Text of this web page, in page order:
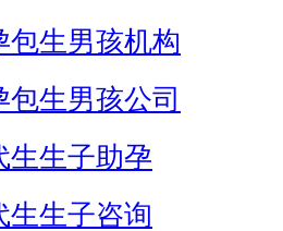
包生男孩机构
包生男孩公司
生生子助孕
生生子咨询